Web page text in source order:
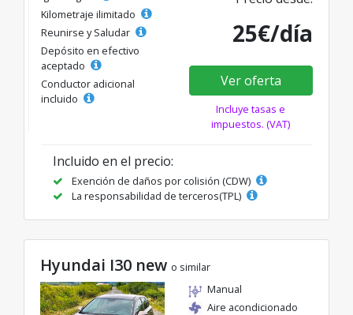
Kilometraje ilimitado
Reunirse y Saludar
Depósito en efectivo
aceptado
Conductor adicional
incluido
25€/día
Ver oferta
Incluye tasas e
impuestos. (VAT)
Incluido en el precio:
Exención de daños por colisión (CDW)
La responsabilidad de terceros(TPL)
Hyundai I30 new o similar
Manual
Aire acondicionado